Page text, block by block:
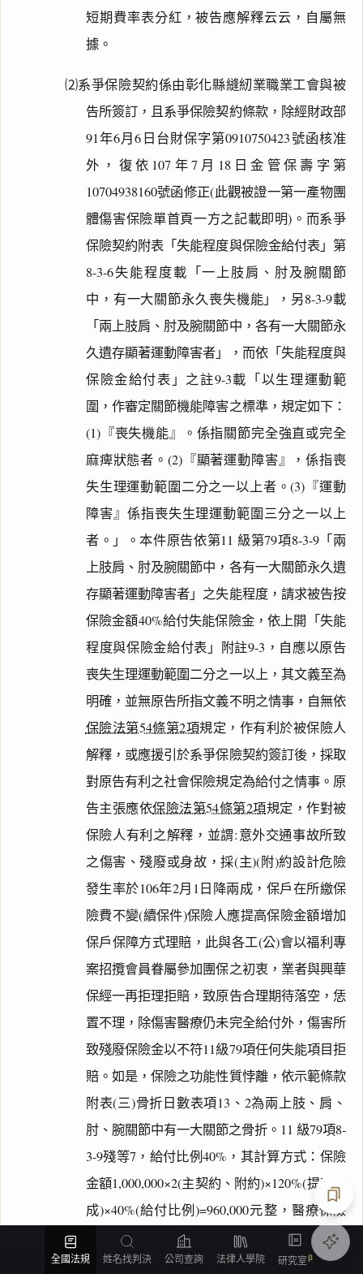
短期費率表分紅，被告應解釋云云，自屬無
據。
⑵系爭保險契約係由彰化縣縫紉業職業工會與被
告所簽訂，且系爭保險契約條款，除經財政部
91年6月6日台財保字第0910750423號函核准
外，復依107年7月18日金管保壽字第
10704938160號函修正(此觀被證一第一產物團
體傷害保險單首頁一方之記載即明)。而系爭
保險契約附表「失能程度與保險金給付表」第
8-3-6失能程度載「一上肢肩、肘及腕關節
中，有一大關節永久喪失機能」，另8-3-9載
「兩上肢肩、肘及腕關節中，各有一大關節永
久遺存顯著運動障害者」，而依「失能程度與
保險金給付表」之註9-3載「以生理運動範
圍，作審定關節機能障害之標準，規定如下：
(1)『喪失機能』。係指關節完全強直或完全
麻痺狀態者。(2)『顯著運動障害』，係指喪
失生理運動範圍二分之一以上者。(3)『運動
障害』係指喪失生理運動範圍三分之一以上
者。」。本件原告依第11 級第79項8-3-9「兩
上肢肩、肘及腕關節中，各有一大關節永久遺
存顯著運動障害者」之失能程度，請求被告按
保險金額40%給付失能保險金，依上開「失能
程度與保險金給付表」附註9-3，自應以原告
喪失生理運動範圍二分之一以上，其文義至為
明確，並無原告所指文義不明之情事，自無依
保險法第54條第2項規定，作有利於被保險人
解釋，或應援引於系爭保險契約簽訂後，採取
對原告有利之社會保險規定為給付之情事。原
告主張應依保險法第54條第2項規定，作對被
保險人有利之解釋，並謂:意外交通事故所致
之傷害、殘廢或身故，採(主)(附)約設計危險
發生率於106年2月1日降兩成，保戶在所繳保
險費不變(續保件)保險人應提高保險金額增加
保戶保障方式理賠，此與各工(公)會以福利專
案招攬會員眷屬參加團保之初衷，業者與興華
保經一再拒理拒賠，致原告合理期待落空，恁
置不理，除傷害醫療仍未完全給付外，傷害所
致殘廢保險金以不符11級79項任何失能項目拒
賠。如是，保險之功能性質悖離，依示範條款
附表(三)骨折日數表項13、2為兩上肢、肩、
肘、腕關節中有一大關節之骨折。11 級79項8-
3-9殘等7，給付比例40%，其計算方式：保險
金額1,000,000×2(主契約、附約)×120%(提高二
成)×40%(給付比例)=960,000元整，醫療保險
金49,656元，傷害殘廢保險金960,000元，總計
1,009,656元云云，顯然與系爭保險契約之約定
搜尋本
主
實
及
由
一
鍵
複
全
文
複製給 AI
去換行複製
匯出 PDF
精美列印
列印
含信
箋底
紋
（關
閉＝
純淨
白
底）
匯
全國法規 姓名找判決 公司查詢 法律人學院 研究室